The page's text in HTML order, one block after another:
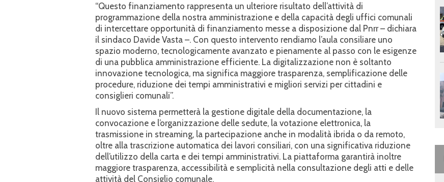
“Questo finanziamento rappresenta un ulteriore risultato dell’attività di
programmazione della nostra amministrazione e della capacità degli uffici comunali
di intercettare opportunità di finanziamento messe a disposizione dal Pnrr – dichiara
il sindaco Davide Vasta –. Con questo intervento rendiamo l’aula consiliare uno
spazio moderno, tecnologicamente avanzato e pienamente al passo con le esigenze
di una pubblica amministrazione efficiente. La digitalizzazione non è soltanto
innovazione tecnologica, ma significa maggiore trasparenza, semplificazione delle
procedure, riduzione dei tempi amministrativi e migliori servizi per cittadini e
consiglieri comunali”.
Il nuovo sistema permetterà la gestione digitale della documentazione, la
convocazione e l’organizzazione delle sedute, la votazione elettronica, la
trasmissione in streaming, la partecipazione anche in modalità ibrida o da remoto,
oltre alla trascrizione automatica dei lavori consiliari, con una significativa riduzione
dell’utilizzo della carta e dei tempi amministrativi. La piattaforma garantirà inoltre
maggiore trasparenza, accessibilità e semplicità nella consultazione degli atti e delle
attività del Consiglio comunale.